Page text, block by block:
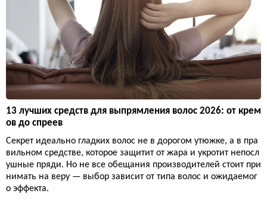
13 лучших средств для выпрямления волос 2026: от крем
ов до спреев
Секрет идеально гладких волос не в дорогом утюжке, а в пра
вильном средстве, которое защитит от жара и укротит непосл
ушные пряди. Но не все обещания производителей стоит при
нимать на веру — выбор зависит от типа волос и ожидаемог
о эффекта.